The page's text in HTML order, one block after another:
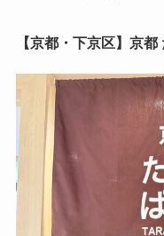
【京都・下京区】京